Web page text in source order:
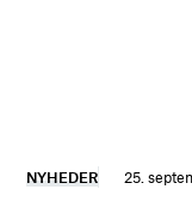
NYHEDER 25.